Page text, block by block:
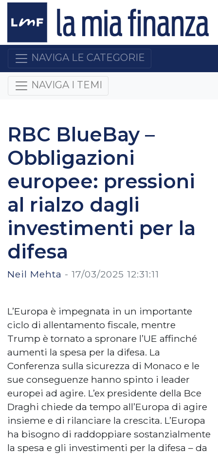
NAVIGA LE CATEGORIE
NAVIGA I TEMI
RBC BlueBay –
Obbligazioni
europee: pressioni
al rialzo dagli
investimenti per la
difesa
Neil Mehta - 17/03/2025 12:31:11
L’Europa è impegnata in un importante
ciclo di allentamento fiscale, mentre
Trump è tornato a spronare l’UE affinché
aumenti la spesa per la difesa. La
Conferenza sulla sicurezza di Monaco e le
sue conseguenze hanno spinto i leader
europei ad agire. L’ex presidente della Bce
Draghi chiede da tempo all’Europa di agire
insieme e di rilanciare la crescita. L’Europa
ha bisogno di raddoppiare sostanzialmente
la spesa e gli investimenti per la difesa – da